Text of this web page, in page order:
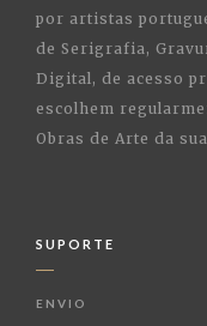
por artistas
de Serigrafia,
Digital, de acesso
escolhem
Obras de Arte da
SUPORTE
ENVIO